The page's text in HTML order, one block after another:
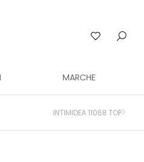
MARCHE
INTIMIDEA 11068 TOP